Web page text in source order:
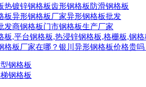
热镀锌钢格板齿形钢格板 防滑钢格板
板异形钢格板厂家异形钢格板批发
发商钢格板门市钢格板生产厂家
板,平台钢格板,热浸锌钢格板,格栅板,钢
格板厂家在哪？ 银川异形钢格板价格贵吗
钢格板
钢格板